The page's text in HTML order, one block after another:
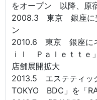
をオープン 以降、原
2008.3 東京 銀座に
ン
2010.6 東京 銀座にネ
ｉｌ Ｐａｌｅｔｔ
店舗展開拡大
2013.5 エステティッ
TOKYO BDC」を「